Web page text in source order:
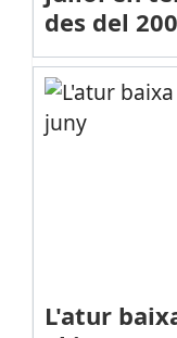
des del
L'atur